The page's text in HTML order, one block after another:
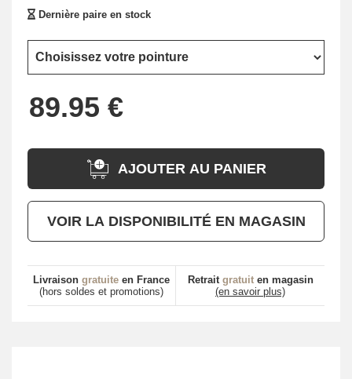
Dernière paire en stock
AJOUTER AU PANIER
VOIR LA DISPONIBILITÉ EN MAGASIN
Livraison gratuite en France
(hors soldes et promotions)
Retrait gratuiten magasin
(en savoir plus)